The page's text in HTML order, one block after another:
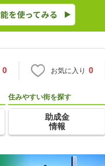
0 お気に入り 0
住みやすい街を探す
助成金
情報